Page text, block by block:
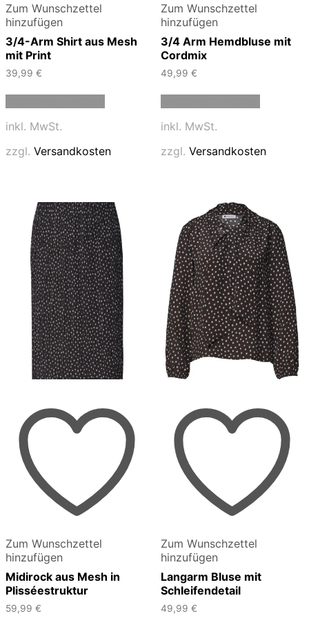
Zum Wunschzettel
hinzufügen
3/4-Arm Shirt aus Mesh
mit Print
39,99 €
auf.
können
auf
der
Produktseite
gewählt
werden
inkl. MwSt.
zzgl. Versandkosten
Zum Wunschzettel
hinzufügen
3/4 Arm Hemdbluse mit
Cordmix
49,99 €
auf.
auf
der
gewählt
werden
inkl. MwSt.
zzgl. Versandkosten
Zum Wunschzettel
hinzufügen
Midirock aus Mesh in
Plisséestruktur
59,99 €
Zum Wunschzettel
hinzufügen
Langarm Bluse mit
Schleifendetail
49,99 €